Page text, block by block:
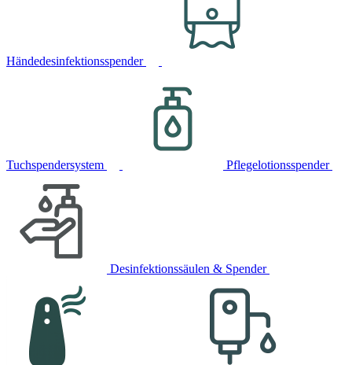
Händedesinfektionsspender
Tuchspendersystem Pflegelotionsspender
Desinfektionssäulen & Spender